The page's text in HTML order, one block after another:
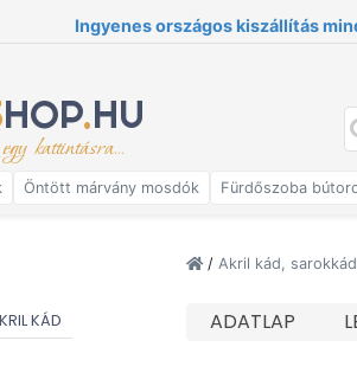
Ingyenes országos kiszállítás
HOP.HU
kattintásra...
Öntött márvány mosdók Fürdőszoba
KÁD
/ Akril kád, sarokkád
ADATLAP